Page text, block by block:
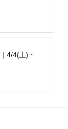
4/4(土)・